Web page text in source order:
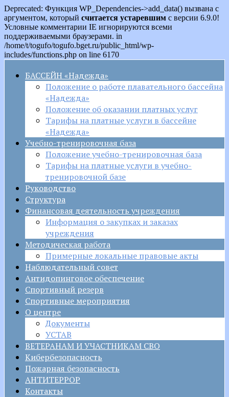
Deprecated: Функция WP_Dependencies->add_data() вызвана с
аргументом, который считается устаревшим с версии 6.9.0!
Условные комментарии IE игнорируются всеми
поддерживаемыми браузерами. in
/home/t/togufo/togufo.bget.ru/public_html/wp-
includes/functions.php on line 6170
БАССЕЙН «Надежда»
Положение о работе плавательного бассейна
«Надежда»
Положение об оказании платных услуг
Тарифы на платные услуги в бассейне
«Надежда»
Учебно-тренировочная база
Положение учебно-тренировочная база
Тарифы на платные услуги в учебно-
тренировочной базе
Руководство
Структура
Финансовая деятельность учреждения
Информация о закупках и заказах
учреждения
Методическая работа
Примерные локальные правовые акты
Наблюдательный совет
Антидопинговое обеспечение
Спортивный резерв
Спортивные мероприятия
О центре
Документы
УСТАВ
ВЕТЕРАНАМ И УЧАСТНИКАМ СВО
Кибербезопасность
Пожарная безопасность
АНТИТЕРРОР
Контакты